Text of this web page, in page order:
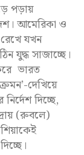
পড়ায়
আমেরিকা ও
যখন
যুদ্ধ সাজাচ্ছে।
ভারত
দেখিয়ে
দিচ্ছে,
(রুবলে)